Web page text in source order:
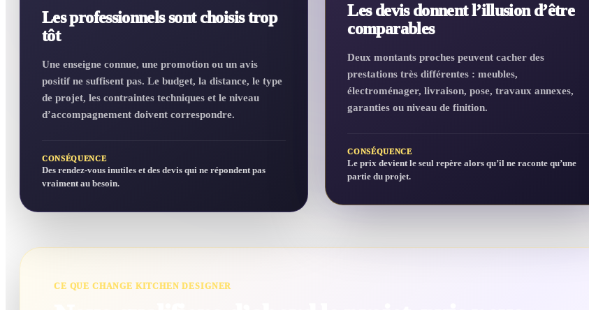
Les professionnels sont choisis trop
tôt
Une enseigne connue, une promotion ou un avis
positif ne suffisent pas. Le budget, la distance, le type
de projet, les contraintes techniques et le niveau
d’accompagnement doivent correspondre.
CONSÉQUENCE
Des rendez-vous inutiles et des devis qui ne répondent pas
vraiment au besoin.
Les devis donnent l’illusion d’être
comparables
Deux montants proches peuvent cacher des
prestations très différentes : meubles,
électroménager, livraison, pose, travaux annexes,
garanties ou niveau de finition.
CONSÉQUENCE
Le prix devient le seul repère alors qu’il ne raconte qu’une
partie du projet.
CE QUE CHANGE KITCHEN DESIGNER